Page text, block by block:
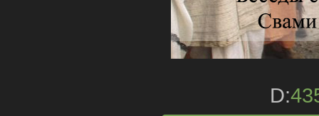
D: